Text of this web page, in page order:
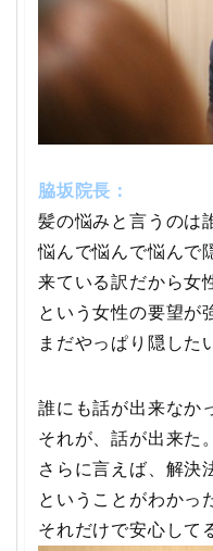
脇坂院長：
髪の悩みと言うのは
悩んで悩んで悩んで
来ている訳だから女
という女性の要望が
まだやっぱり隠した
誰にも話が出来なか
それが、話が出来た。
さらに言えば、解決
ということがわかっ
それだけで安心して